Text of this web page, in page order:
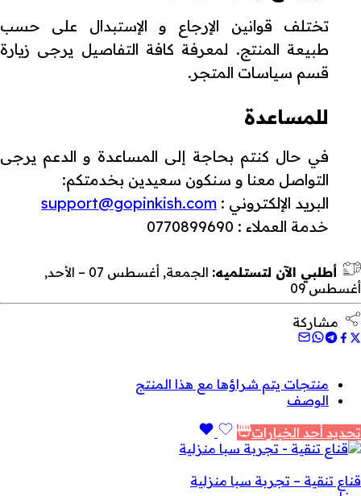
تختلف قوانين الإرجاع و الإستبدال على حسب
طبيعة المنتج. لمعرفة كافة التفاصيل يرجى زيارة
قسم سياسات المتجر.
للمساعدة
في حال كنتم بحاجة إلى المساعدة و الدعم يرجى
التواصل معنا و سنكون سعيدين بخدمتكم:
البريد الإلكتروني : support@gopinkish.com
خدمة العملاء : 0770899690
أطلبي الآن لتستلميه:
الجمعة, أغسطس 07 – الأحد,
أغسطس 09
مشاركة
منتجات يتم شراؤها مع هذا المنتج
الوصف
تحديد أحد الخيارات
قناع تنقية – تجربة سبا منزلية